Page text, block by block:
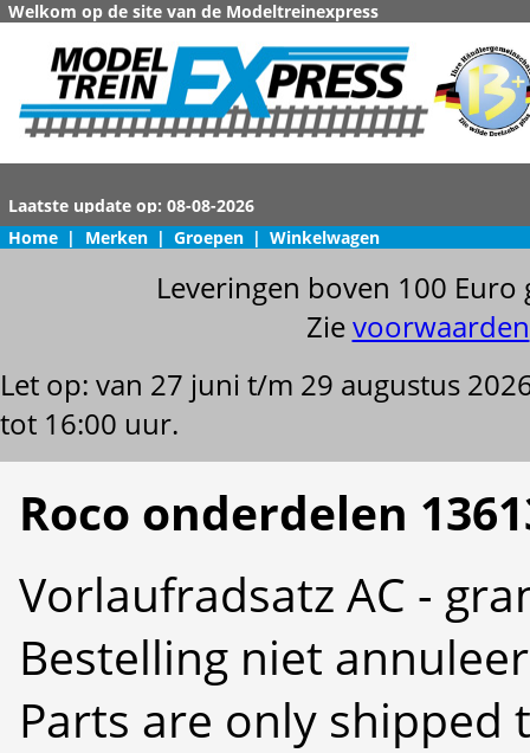
Welkom op de site van de Modeltreinexpress
Home | Merken | Groepen | Winkelwagen
Leveringen boven 100
Zievoorwaarden
Let op: van 27 juni t/m 29 augustus
tot 16:00 uur.
Roco onderdelen
Vorlaufradsatz AC -
Bestelling niet
Parts are only shipped